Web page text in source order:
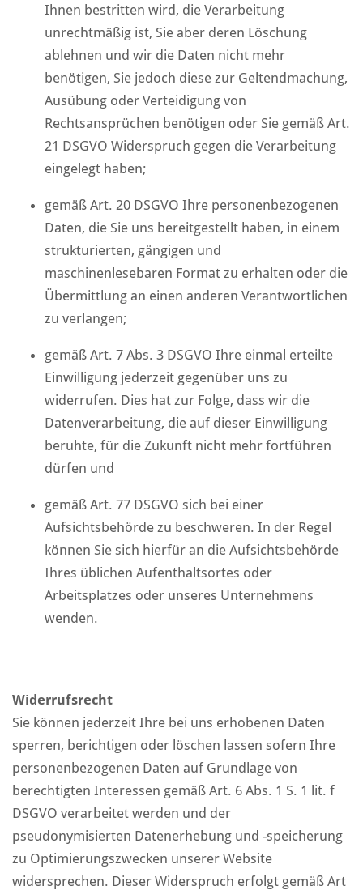
Ihnen bestritten wird, die Verarbeitung
unrechtmäßig ist, Sie aber deren Löschung
ablehnen und wir die Daten nicht mehr
benötigen, Sie jedoch diese zur Geltendmachung,
Ausübung oder Verteidigung von
Rechtsansprüchen benötigen oder Sie gemäß Art.
21 DSGVO Widerspruch gegen die Verarbeitung
eingelegt haben;
gemäß Art. 20 DSGVO Ihre personenbezogenen
Daten, die Sie uns bereitgestellt haben, in einem
strukturierten, gängigen und
maschinenlesebaren Format zu erhalten oder die
Übermittlung an einen anderen Verantwortlichen
zu verlangen;
gemäß Art. 7 Abs. 3 DSGVO Ihre einmal erteilte
Einwilligung jederzeit gegenüber uns zu
widerrufen. Dies hat zur Folge, dass wir die
Datenverarbeitung, die auf dieser Einwilligung
beruhte, für die Zukunft nicht mehr fortführen
dürfen und
gemäß Art. 77 DSGVO sich bei einer
Aufsichtsbehörde zu beschweren. In der Regel
können Sie sich hierfür an die Aufsichtsbehörde
Ihres üblichen Aufenthaltsortes oder
Arbeitsplatzes oder unseres Unternehmens
wenden.
Widerrufsrecht
Sie können jederzeit Ihre bei uns erhobenen Daten
sperren, berichtigen oder löschen lassen sofern Ihre
personenbezogenen Daten auf Grundlage von
berechtigten Interessen gemäß Art. 6 Abs. 1 S. 1 lit. f
DSGVO verarbeitet werden und der
pseudonymisierten Datenerhebung und -speicherung
zu Optimierungszwecken unserer Website
widersprechen. Dieser Widerspruch erfolgt gemäß Art